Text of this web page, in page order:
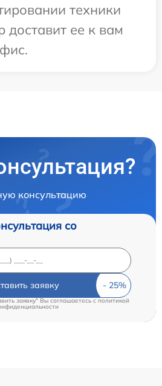
техники
доставит ее к вам
консультацию
со
заявку
заявку" Вы соглашаетесь cполитикой